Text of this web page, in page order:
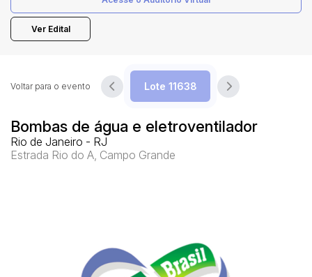
Ver Edital
Bombas de água e eletroventilador
Rio de Janeiro - RJ
Estrada Rio do A, Campo Grande
Voltar para o evento